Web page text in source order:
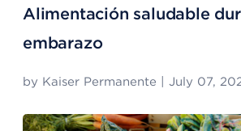
Alimentación saludable
embarazo
by Kaiser Permanente July 07,